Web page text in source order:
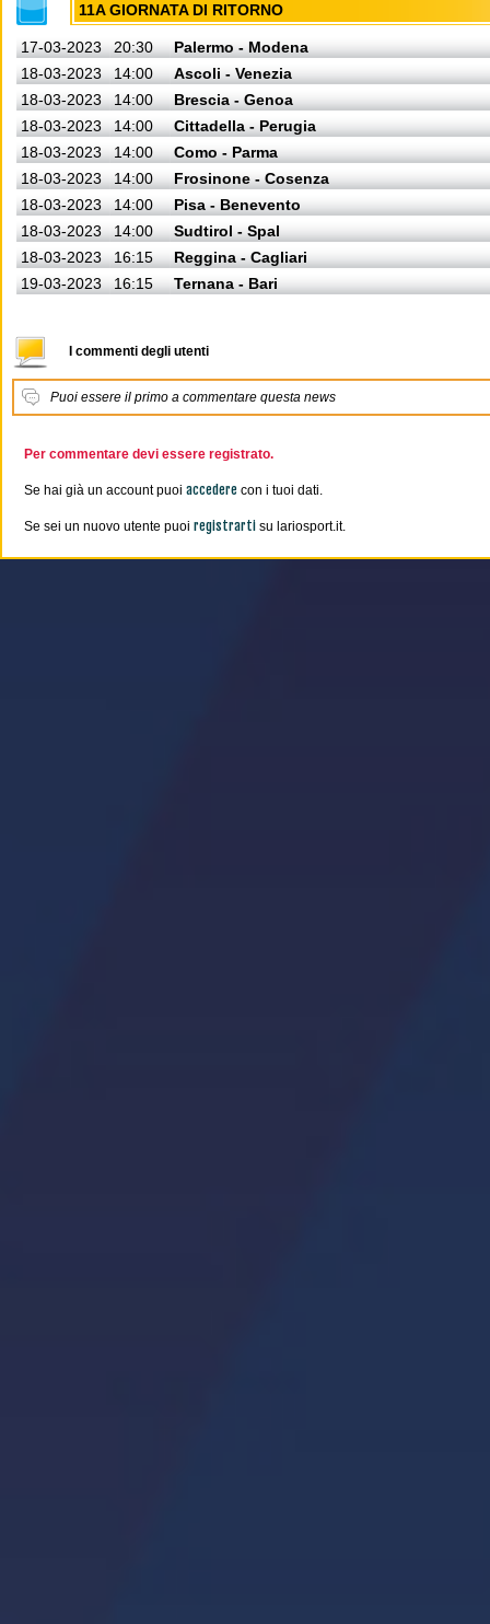
11A GIORNATA DI RITORNO
17-03-2023 20:30
Palermo - Modena
18-03-2023
14:00
Ascoli - Venezia
18-03-2023
14:00
Brescia - Genoa
18-03-2023
14:00
Cittadella - Perugia
18-03-2023
14:00
Como - Parma
18-03-2023
14:00
Frosinone - Cosenza
18-03-2023
14:00
Pisa - Benevento
18-03-2023
14:00
Sudtirol - Spal
18-03-2023
16:15
Reggina - Cagliari
19-03-2023
16:15 Ternana - Bari
I commenti degli utenti
Puoi essere il primo a commentare questa news
Per commentare devi essere registrato.
Se hai già un account puoi accedere con i tuoi dati.
Se sei un nuovo utente puoi registrarti su lariosport.it.